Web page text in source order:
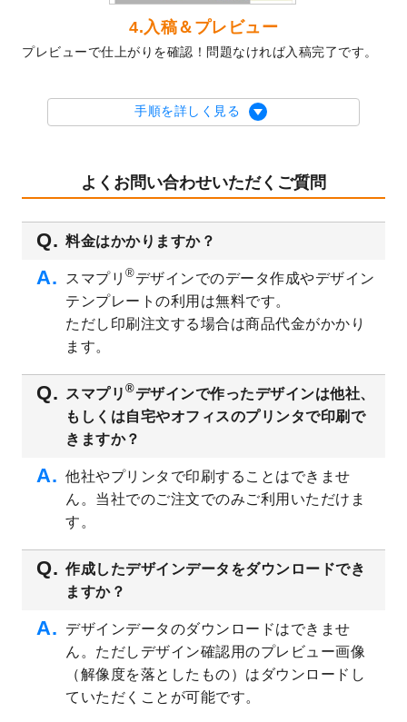
クリアファイル、封筒、うちわにてオリジ
ナルデザインで作成できるようになりまし
た！
を公開いたしました。
2023/9/1
2024年版1月始まりのカレンダーデザイン
オリジナルサイズ、変型サイズで作成でき
るようになりました！
2023/8/18
チケットのデザインテンプレートを追加し
ました。
2023/8/7
【新商品】チケット
が作成できるようにな
りました！
美容・エステのチラシデザインテンプレー
トを追加しました。
いたしました。
2023/6/12
うちわのデザインテンプレート
を公開いた
しました。
を公開いたしました。
2023/5/9
書類カバー（見積書表紙）のデザインテン
追加しました。
2023/4/20
2023/4/18
セミナー・講演会のチラシデザインテンプ
レートを追加しました。
2023/4/18
スポーツジム・フィットネスクラブのチラ
シデザインテンプレート
4.入稿＆プレビュー
プレビューで仕上がりを確認！問題なければ入稿完了です。
手順を詳しく見る
よくお問い合わせいただくご質問
料金はかかりますか？
スマプリ ®デザインでのデータ作成やデザイン
テンプレートの利用は無料です。
ただし印刷注文する場合は商品代金がかかり
ます。
スマプリ ®デザインで作ったデザインは他社、
もしくは自宅やオフィスのプリンタで印刷で
きますか？
他社やプリンタで印刷することはできませ
ん。当社でのご注文でのみご利用いただけま
す。
作成したデザインデータをダウンロードでき
ますか？
デザインデータのダウンロードはできませ
ん。ただしデザイン確認用のプレビュー画像
（解像度を落としたもの）はダウンロードし
ていただくことが可能です。